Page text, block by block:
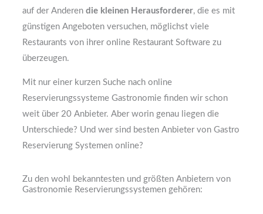
auf der Anderen die kleinen Herausforderer, die es mit
günstigen Angeboten versuchen, möglichst viele
Restaurants von ihrer online Restaurant Software zu
überzeugen.
Mit nur einer kurzen Suche nach online
Reservierungssysteme Gastronomie finden wir schon
weit über 20 Anbieter. Aber worin genau liegen die
Unterschiede? Und wer sind besten Anbieter von Gastro
Reservierung Systemen online?
Zu den wohl bekanntesten und größten Anbietern von
Gastronomie Reservierungssystemen gehören: